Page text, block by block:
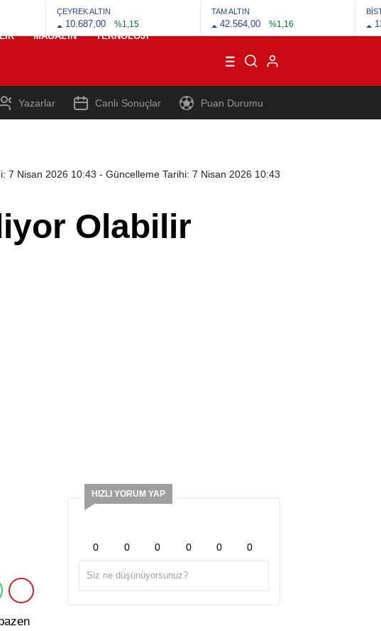
ÇEYREK ALTIN
10.687,00 %1,15
TAM ALTIN
42.564,00 %1,16
MAGAZIN TEKNOLOJI
Yazarlar Canlı Sonuçlar Puan Durumu
7 Nisan 2026 10:43 - Güncelleme Tarihi: 7 Nisan 2026 10:43
Olabilir
HIZLI YORUM YAP
0 0 0 0 0 0